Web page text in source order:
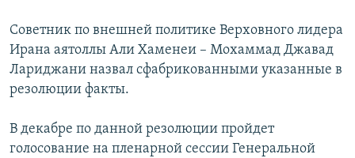
Советник по внешней политике Верховного лидера
Ирана аятоллы Али Хаменеи – Мохаммад Джавад
Лариджани назвал сфабрикованными указанные в
резолюции факты.
В декабре по данной резолюции пройдет
голосование на пленарной сессии Генеральной